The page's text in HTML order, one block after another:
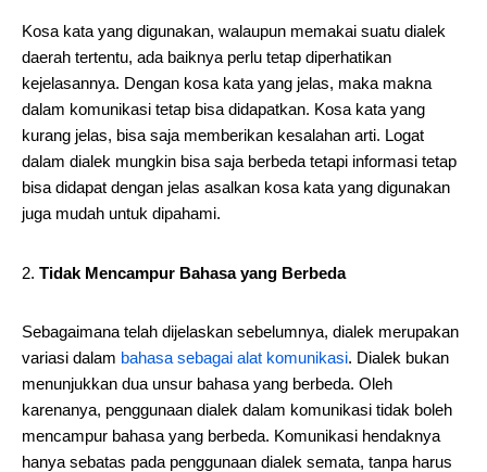
Kosa kata yang digunakan, walaupun memakai suatu dialek
daerah tertentu, ada baiknya perlu tetap diperhatikan
kejelasannya. Dengan kosa kata yang jelas, maka makna
dalam komunikasi tetap bisa didapatkan. Kosa kata yang
kurang jelas, bisa saja memberikan kesalahan arti. Logat
dalam dialek mungkin bisa saja berbeda tetapi informasi tetap
bisa didapat dengan jelas asalkan kosa kata yang digunakan
juga mudah untuk dipahami.
Tidak Mencampur Bahasa yang Berbeda
Sebagaimana telah dijelaskan sebelumnya, dialek merupakan
variasi dalam bahasa sebagai alat komunikasi. Dialek bukan
menunjukkan dua unsur bahasa yang berbeda. Oleh
karenanya, penggunaan dialek dalam komunikasi tidak boleh
mencampur bahasa yang berbeda. Komunikasi hendaknya
hanya sebatas pada penggunaan dialek semata, tanpa harus